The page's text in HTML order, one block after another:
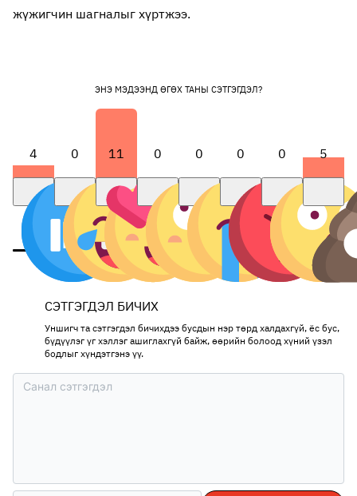
жүжигчин шагналыг хүртжээ.
ЭНЭ МЭДЭЭНД ӨГӨХ ТАНЫ СЭТГЭГДЭЛ?
4 0 11 0 0 0 0 5
СЭТГЭГДЭЛ БИЧИХ
Уншигч та сэтгэгдэл бичихдээ бусдын нэр төрд халдахгүй, ёс бус,
бүдүүлэг үг хэллэг ашиглахгүй байж, өөрийн болоод хүний үзэл
бодлыг хүндэтгэнэ үү.